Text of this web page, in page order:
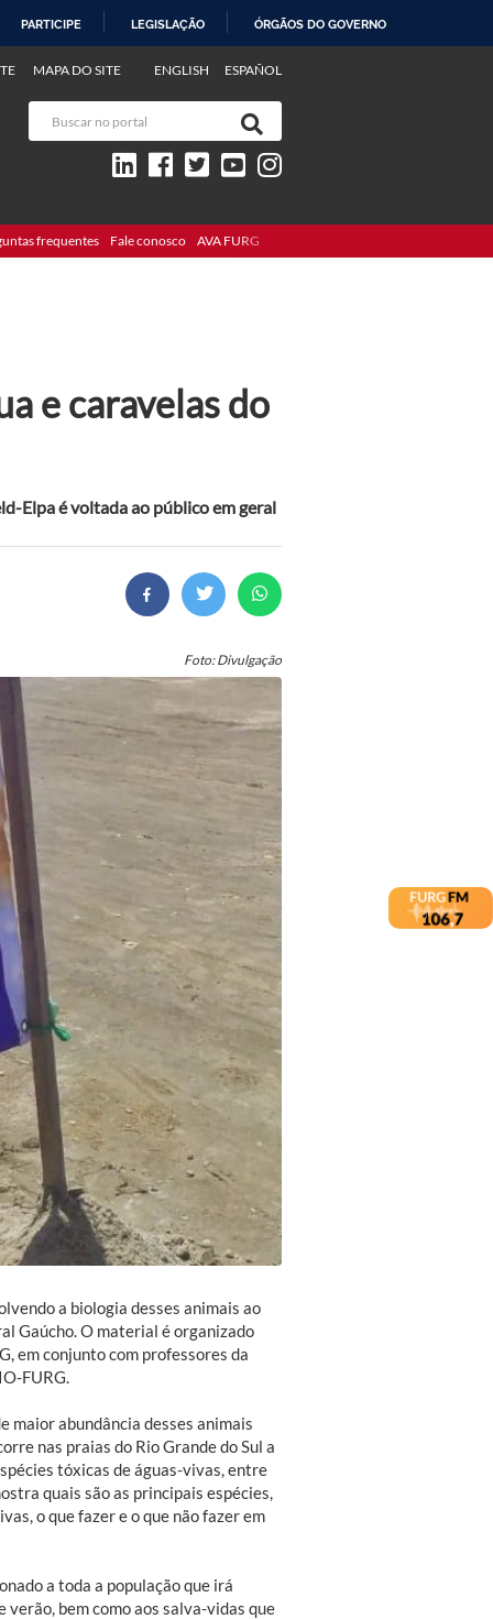
PARTICIPE LEGISLAÇÃO ÓRGÃOS DO GOVERNO
ENGLISH ESPAÑOL
MAPA DO SITE
frequentes Fale conosco AVA FURG
e caravelas do
Elpa é voltada ao público em geral
Foto: Divulgação
a biologia desses animais ao
Gaúcho. O material é organizado
em conjunto com professores da
FURG.
maior abundância desses animais
nas praias do Rio Grande do Sul a
tóxicas de águas-vivas, entre
quais são as principais espécies,
o que fazer e o que não fazer em
a toda a população que irá
bem como aos salva-vidas que